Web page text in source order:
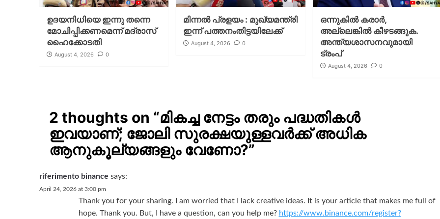
ഉദയനിധിയെ ഇന്നു തന്നെ
മോചിപ്പിക്കണമെന്ന് മദ്രാസ്
ഹൈക്കോടതി
August 4, 2026 0
മിന്നല്‍ പ്രളയം : മുഖ്യമന്ത്രി
ഇന്ന് പത്തനംതിട്ടയിലേക്ക്
August 4, 2026 0
ഒന്നുകില്‍ കരാര്‍,
അല്ലെങ്കില്‍ കീഴടങ്ങുക.
അന്ത്യശാസനവുമായി
ട്രംപ്
August 4, 2026 0
2 thoughts on “മികച്ച നേട്ടം തരും പദ്ധതികള്‍
ഇവയാണ്; ജോലി സുരക്ഷയുള്ളവർക്ക് അധിക
ആനുകൂല്യങ്ങളും വേണോ?”
riferimento binance says:
April 24, 2026 at 3:00 pm
Thank you for your sharing. I am worried that I lack creative ideas. It is your article that makes me full of
hope. Thank you. But, I have a question, can you help me? https://www.binance.com/register?